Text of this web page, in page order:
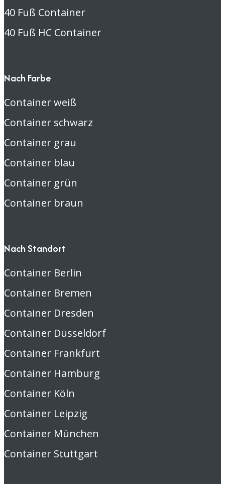
40 Fuß Container
40 Fuß HC Container
Nach Farbe
Container weiß
Container schwarz
Container grau
Container blau
Container grün
Container braun
Nach Standort
Container Berlin
Container Bremen
Container Dresden
Container Düsseldorf
Container Frankfurt
Container Hamburg
Container Köln
Container Leipzig
Container München
Container Stuttgart